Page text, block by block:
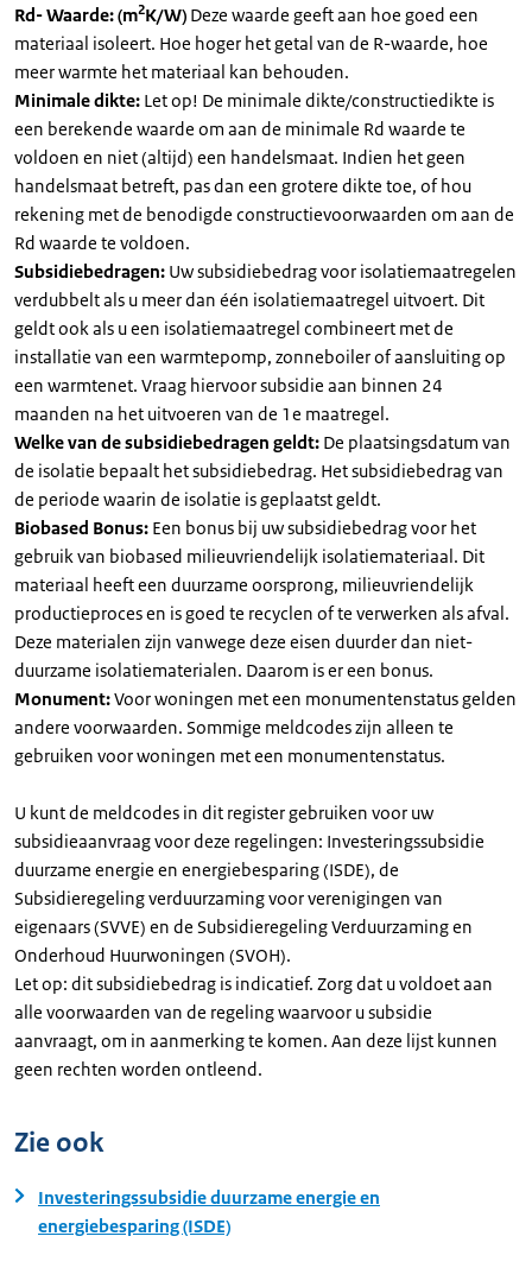
Rd- Waarde: (m2K/W) Deze waarde geeft aan hoe goed een
materiaal isoleert. Hoe hoger het getal van de R-waarde, hoe
meer warmte het materiaal kan behouden.
Minimale dikte: Let op! De minimale dikte/constructiedikte is
een berekende waarde om aan de minimale Rd waarde te
voldoen en niet (altijd) een handelsmaat. Indien het geen
handelsmaat betreft, pas dan een grotere dikte toe, of hou
rekening met de benodigde constructievoorwaarden om aan de
Rd waarde te voldoen.
Subsidiebedragen: Uw subsidiebedrag voor isolatiemaatregelen
verdubbelt als u meer dan één isolatiemaatregel uitvoert. Dit
geldt ook als u een isolatiemaatregel combineert met de
installatie van een warmtepomp, zonneboiler of aansluiting op
een warmtenet. Vraag hiervoor subsidie aan binnen 24
maanden na het uitvoeren van de 1e maatregel.
Welke van de subsidiebedragen geldt: De plaatsingsdatum van
de isolatie bepaalt het subsidiebedrag. Het subsidiebedrag van
de periode waarin de isolatie is geplaatst geldt.
Biobased Bonus: Een bonus bij uw subsidiebedrag voor het
gebruik van biobased milieuvriendelijk isolatiemateriaal. Dit
materiaal heeft een duurzame oorsprong, milieuvriendelijk
productieproces en is goed te recyclen of te verwerken als afval.
Deze materialen zijn vanwege deze eisen duurder dan niet-
duurzame isolatiematerialen. Daarom is er een bonus.
Monument:Voor woningen met een monumentenstatus gelden
andere voorwaarden. Sommige meldcodes zijn alleen te
gebruiken voor woningen met een monumentenstatus.
U kunt de meldcodes in dit register gebruiken voor uw
subsidieaanvraag voor deze regelingen: Investeringssubsidie
duurzame energie en energiebesparing (ISDE), de
Subsidieregeling verduurzaming voor verenigingen van
eigenaars (SVVE) en de Subsidieregeling Verduurzaming en
Onderhoud Huurwoningen (SVOH).
Let op: dit subsidiebedrag is indicatief. Zorg dat u voldoet aan
alle voorwaarden van de regeling waarvoor u subsidie
aanvraagt, om in aanmerking te komen. Aan deze lijst kunnen
geen rechten worden ontleend.
Zie ook
Investeringssubsidie duurzame energie en
energiebesparing (ISDE)